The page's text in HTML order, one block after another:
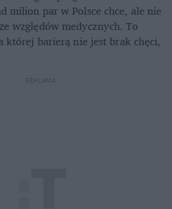
milion par w Polsce chce, ale nie
względów medycznych. To
której barierą nie jest brak chęci,
REKLAMA